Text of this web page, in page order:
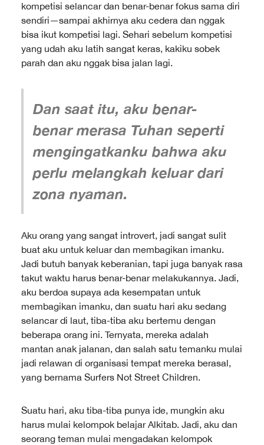
kompetisi selancar dan benar-benar fokus sama diri
sendiri—sampai akhirnya aku cedera dan nggak
bisa ikut kompetisi lagi. Sehari sebelum kompetisi
yang udah aku latih sangat keras, kakiku sobek
parah dan aku nggak bisa jalan lagi.
Dan saat itu, aku benar-
benar merasa Tuhan seperti
mengingatkanku bahwa aku
perlu melangkah keluar dari
zona nyaman.
Aku orang yang sangat introvert, jadi sangat sulit
buat aku untuk keluar dan membagikan imanku.
Jadi butuh banyak keberanian, tapi juga banyak rasa
takut waktu harus benar-benar melakukannya. Jadi,
aku berdoa supaya ada kesempatan untuk
membagikan imanku, dan suatu hari aku sedang
selancar di laut, tiba-tiba aku bertemu dengan
beberapa orang ini. Ternyata, mereka adalah
mantan anak jalanan, dan salah satu temanku mulai
jadi relawan di organisasi tempat mereka berasal,
yang bernama Surfers Not Street Children.
Suatu hari, aku tiba-tiba punya ide, mungkin aku
harus mulai kelompok belajar Alkitab. Jadi, aku dan
seorang teman mulai mengadakan kelompok